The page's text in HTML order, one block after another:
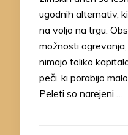
ugodnih alternativ,
na voljo na trgu.
možnosti
nimajo toliko
peči, ki porabijo
Peleti so narejeni …